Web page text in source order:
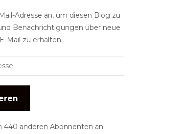
Adresse an, um diesen Blog zu
Benachrichtigungen über neue
Mail zu erhalten.
440 anderen Abonnenten an